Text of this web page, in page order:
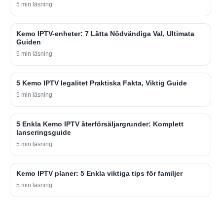
5 min läsning
Kemo IPTV-enheter: 7 Lätta Nödvändiga Val, Ultimata
Guiden
5 min läsning
5 Kemo IPTV legalitet Praktiska Fakta, Viktig Guide
5 min läsning
5 Enkla Kemo IPTV återförsäljargrunder: Komplett
lanseringsguide
5 min läsning
Kemo IPTV planer: 5 Enkla viktiga tips för familjer
5 min läsning